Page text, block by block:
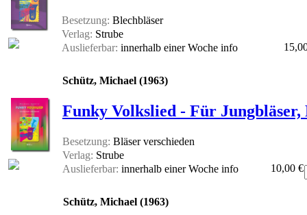
Besetzung: Blechbläser
Verlag: Strube
Auslieferbar: innerhalb einer Woche info
Schütz, Michael (1963)
Funky Volkslied - Für
Besetzung: Bläser verschieden
Verlag: Strube
Auslieferbar: innerhalb einer Woche info 10,00 €
Schütz, Michael (1963)